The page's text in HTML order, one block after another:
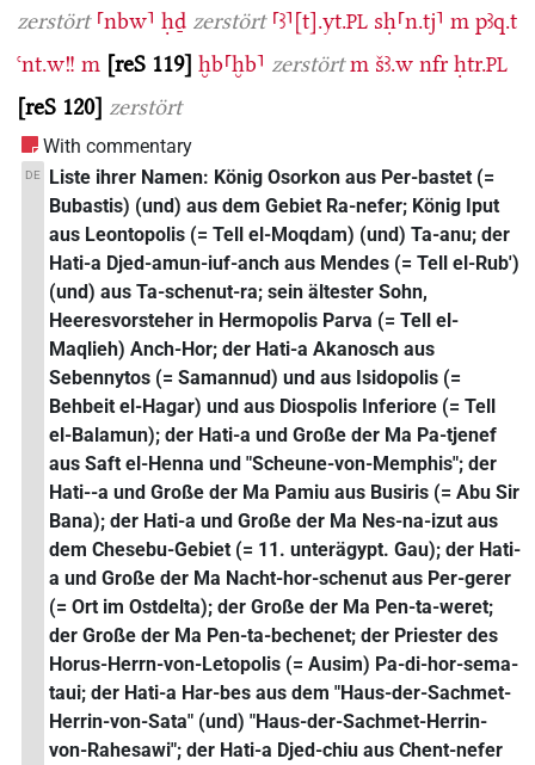
zerstört ⸢nbw⸣ ḥḏ zerstört ⸢ꜣ⸣[t].yt.PL sḥ⸢n.tj⸣ m pꜣq.t
ꜥnt.w!! m reS 119 ḫb⸢ḫb⸣ zerstört m šꜣ.w nfr ḥtr.PL
reS 120 zerstört
With commentary
DE
Liste ihrer Namen: König Osorkon aus Per-bastet (=
Bubastis) (und) aus dem Gebiet Ra-nefer; König Iput
aus Leontopolis (= Tell el-Moqdam) (und) Ta-anu; der
Hati-a Djed-amun-iuf-anch aus Mendes (= Tell el-Rub')
(und) aus Ta-schenut-ra; sein ältester Sohn,
Heeresvorsteher in Hermopolis Parva (= Tell el-
Maqlieh) Anch-Hor; der Hati-a Akanosch aus
Sebennytos (= Samannud) und aus Isidopolis (=
Behbeit el-Hagar) und aus Diospolis Inferiore (= Tell
el-Balamun); der Hati-a und Große der Ma Pa-tjenef
aus Saft el-Henna und "Scheune-von-Memphis"; der
Hati--a und Große der Ma Pamiu aus Busiris (= Abu Sir
Bana); der Hati-a und Große der Ma Nes-na-izut aus
dem Chesebu-Gebiet (= 11. unterägypt. Gau); der Hati-
a und Große der Ma Nacht-hor-schenut aus Per-gerer
(= Ort im Ostdelta); der Große der Ma Pen-ta-weret;
der Große der Ma Pen-ta-bechenet; der Priester des
Horus-Herrn-von-Letopolis (= Ausim) Pa-di-hor-sema-
taui; der Hati-a Har-bes aus dem "Haus-der-Sachmet-
Herrin-von-Sata" (und) "Haus-der-Sachmet-Herrin-
von-Rahesawi"; der Hati-a Djed-chiu aus Chent-nefer